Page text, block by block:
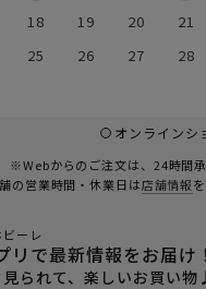
18 19 20 21
25 26 27 28
オンラインシ
※Webからのご注文は、24時間
の営業時間・休業日は店舗情報
ーレ
リで最新情報をお届け！
られて、楽しいお買い物